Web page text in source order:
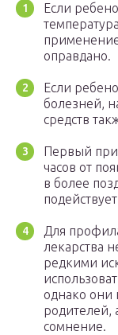
Если
оправдано.
Если
болезней,
средств
Первый
часов от
в более
Для
лекарства
редкими
однако они
родителей,
сомнение.